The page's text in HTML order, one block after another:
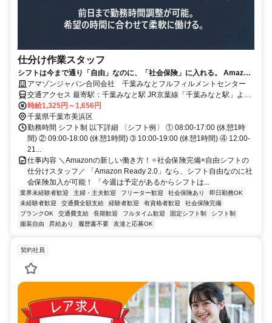
仕分け作業スタッフ
シフトは今まで通り「自由」なのに、「社会保険」に入れる。 Amazon
の新しい働き方『Amazon Ready 2.0』が開始！
アマゾンジャパン合同会社 千葉みなとフルフィルメントセンター
交通アクセス 最寄駅：千葉みなと駅 JR京葉線「千葉みなと駅」より
シャトルバス約10～15分 JR総武線本線「千葉駅」よりシャトルバス
約20～30分 ※シャトルバス運行あり ※自転車通勤可 ※車通勤可、バ
イク通勤不可
時給1,325円～1,656円
千葉県千葉市美浜区
勤務時間 シフト制 以下詳細 〈シフト例〉 ① 08:00-17:00 (休憩1時
間) ② 09:00-18:00 (休憩1時間) ➂ 10:00-19:00 (休憩1時間) ④ 12:00-
21...
仕事内容 ＼Amazonの新しい働き方！✧社会保険完備×自由シフトの
仕分けスタッフ／ 「Amazon Ready 2.0」なら、シフト自由なのに社
会保険加入が可能！ 「今週は予定があるからシフトは...
業界未経験者歓迎 主婦・主夫歓迎 フリーター歓迎 社会保険あり
即日勤務OK
未経験者歓迎
交通費全額支給 経験者歓迎 有資格者歓迎
社会保険完備
ブランクOK
交通費支給 長期歓迎 フルタイム歓迎 固定シフト制
シフト制
服装自由
昇給あり 履歴書不要 友達と応募OK
契約社員